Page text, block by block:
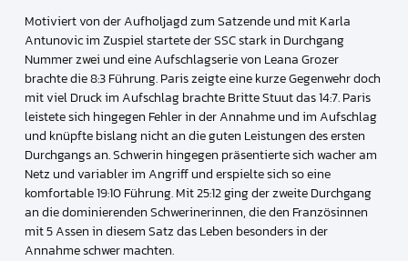
Motiviert von der Aufholjagd zum Satzende und mit Karla
Antunovic im Zuspiel startete der SSC stark in Durchgang
Nummer zwei und eine Aufschlagserie von Leana Grozer
brachte die 8:3 Führung. Paris zeigte eine kurze Gegenwehr doch
mit viel Druck im Aufschlag brachte Britte Stuut das 14:7. Paris
leistete sich hingegen Fehler in der Annahme und im Aufschlag
und knüpfte bislang nicht an die guten Leistungen des ersten
Durchgangs an. Schwerin hingegen präsentierte sich wacher am
Netz und variabler im Angriff und erspielte sich so eine
komfortable 19:10 Führung. Mit 25:12 ging der zweite Durchgang
an die dominierenden Schwerinerinnen, die den Französinnen
mit 5 Assen in diesem Satz das Leben besonders in der
Annahme schwer machten.